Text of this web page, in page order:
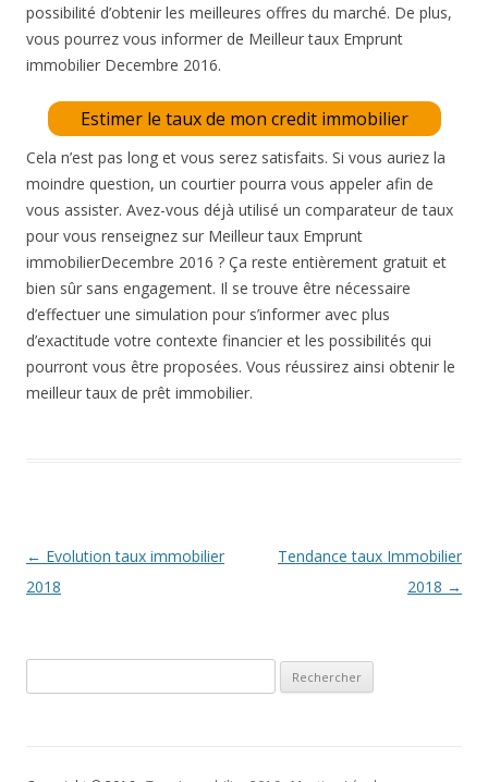
possibilité d’obtenir les meilleures offres du marché. De plus,
vous pourrez vous informer de Meilleur taux Emprunt
immobilier Decembre 2016.
Estimer le taux de mon credit immobilier
Cela n’est pas long et vous serez satisfaits. Si vous auriez la
moindre question, un courtier pourra vous appeler afin de
vous assister. Avez-vous déjà utilisé un comparateur de taux
pour vous renseignez sur Meilleur taux Emprunt
immobilierDecembre 2016 ? Ça reste entièrement gratuit et
bien sûr sans engagement. Il se trouve être nécessaire
d’effectuer une simulation pour s’informer avec plus
d’exactitude votre contexte financier et les possibilités qui
pourront vous être proposées. Vous réussirez ainsi obtenir le
meilleur taux de prêt immobilier.
Navigation
des
← Evolution taux immobilier
2018
Tendance taux Immobilier
2018 →